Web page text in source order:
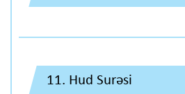
11. Hud Surəsi